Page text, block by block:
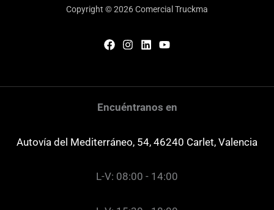
Copyright © 2026 Comercial Truckma
Encuéntranos en
Autovía del Mediterráneo, 54, 46240 Carlet, Valencia
L-V: 08:00 - 14:00